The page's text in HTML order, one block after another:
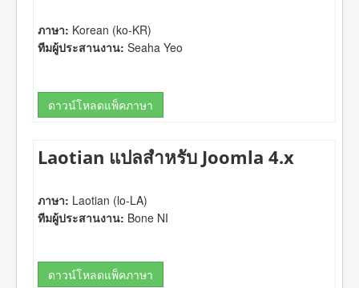
ภาษา: Korean (ko-KR)
ทีมผู้ประสานงาน: Seaha Yeo
ดาวน์โหลดแพ็คภาษา
Laotian แปลสำหรับ Joomla 4.x
ภาษา: Laotian (lo-LA)
ทีมผู้ประสานงาน: Bone NI
ดาวน์โหลดแพ็คภาษา